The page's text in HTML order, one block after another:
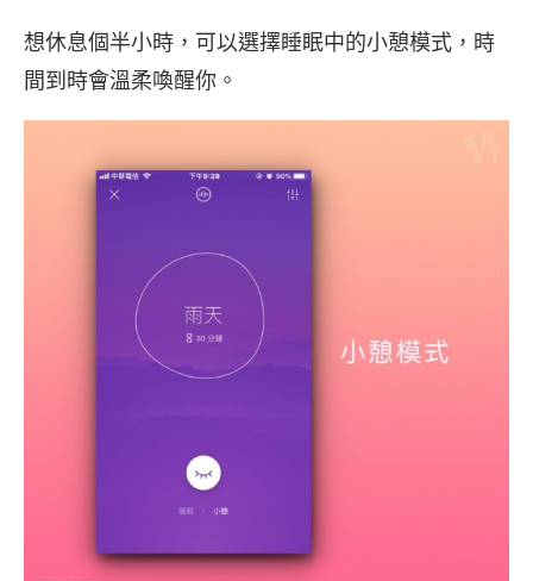
想休息個半小時，可以選擇睡眠中的小憩模式，時
間到時會溫柔喚醒你。